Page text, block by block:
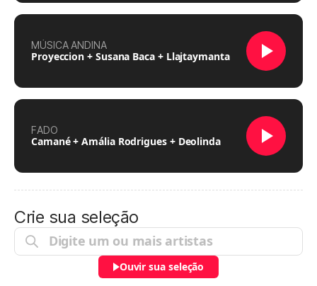
MÚSICA ANDINA
Proyeccion + Susana Baca + Llajtaymanta
FADO
Camané + Amália Rodrigues + Deolinda
Crie sua seleção
Ouvir sua seleção